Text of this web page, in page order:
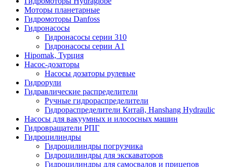
Моторы планетарные
Гидромоторы Danfoss
Гидронасосы
Гидронасосы серии 310
Гидронасосы серии А1
Hipomak, Турция
Насос-дозаторы
Насосы дозаторы рулевые
Гидрорули
Гидравлические распределители
Ручные гидрораспределители
Гидрораспределители Китай, Hanshang Hydraulic
Насосы для вакуумных и илососных машин
Гидровращатели РПГ
Гидроцилиндры
Гидроцилиндры погрузчика
Гидроцилиндры для экскаваторов
Гидроцилиндры для самосвалов и прицепов